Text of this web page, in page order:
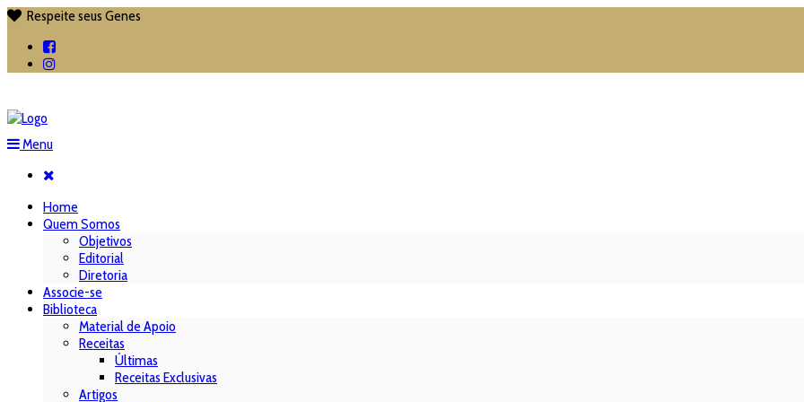
 Respeite seus Genes
Menu
Home
Quem Somos
Objetivos
Editorial
Diretoria
Associe-se
Biblioteca
Material de Apoio
Receitas
Últimas
Receitas Exclusivas
Artigos